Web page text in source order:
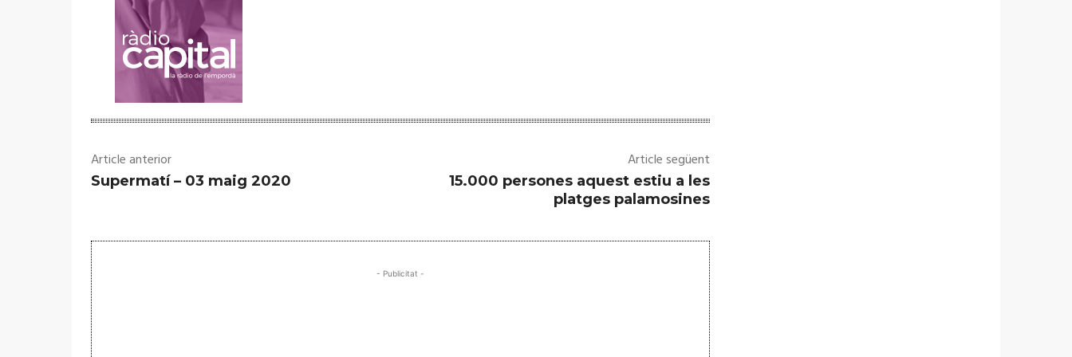
Article anterior
Supermatí – 03 maig 2020
Article següent
15.000 persones aquest estiu a les
platges palamosines
- Publicitat -